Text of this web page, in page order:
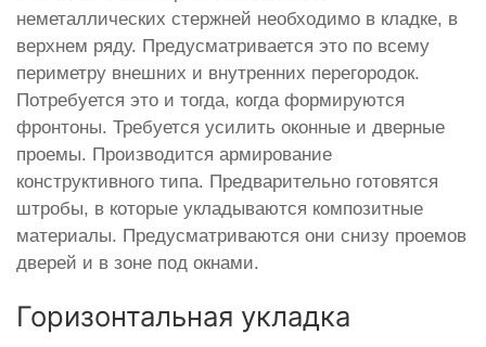
неметаллических стержней необходимо в кладке, в
верхнем ряду. Предусматривается это по всему
периметру внешних и внутренних перегородок.
Потребуется это и тогда, когда формируются
фронтоны. Требуется усилить оконные и дверные
проемы. Производится армирование
конструктивного типа. Предварительно готовятся
штробы, в которые укладываются композитные
материалы. Предусматриваются они снизу проемов
дверей и в зоне под окнами.
Горизонтальная укладка